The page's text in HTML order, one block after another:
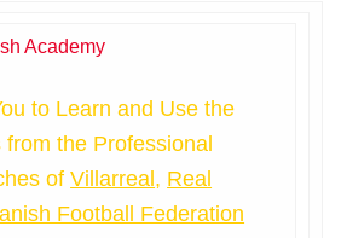
Academy
to Learn and Use the
the Professional
ofVillarreal , Real
Football Federation